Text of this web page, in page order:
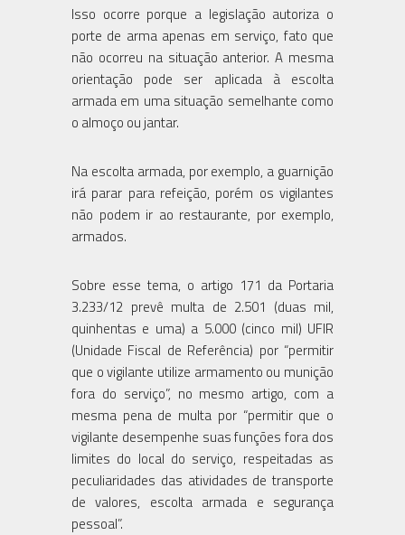
Isso ocorre porque a legislação autoriza o
porte de arma apenas em serviço, fato que
não ocorreu na situação anterior. A mesma
orientação pode ser aplicada à escolta
armada em uma situação semelhante como
o almoço ou jantar.
Na escolta armada, por exemplo, a guarnição
irá parar para refeição, porém os vigilantes
não podem ir ao restaurante, por exemplo,
armados.
Sobre esse tema, o artigo 171 da Portaria
3.233/12 prevê multa de 2.501 (duas mil,
quinhentas e uma) a 5.000 (cinco mil) UFIR
(Unidade Fiscal de Referência) por “permitir
que o vigilante utilize armamento ou munição
fora do serviço”, no mesmo artigo, com a
mesma pena de multa por “permitir que o
vigilante desempenhe suas funções fora dos
limites do local do serviço, respeitadas as
peculiaridades das atividades de transporte
de valores, escolta armada e segurança
pessoal”.